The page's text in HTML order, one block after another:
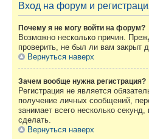
Вход на форум и
Почему я не могу войти на форум?
Возможно несколько причин.
проверить, не был ли вам закрыт
Вернуться наверх
Зачем вообще нужна регистрация?
Регистрация не является
получение личных сообщений,
занимает всего несколько
сделать.
Вернуться наверх